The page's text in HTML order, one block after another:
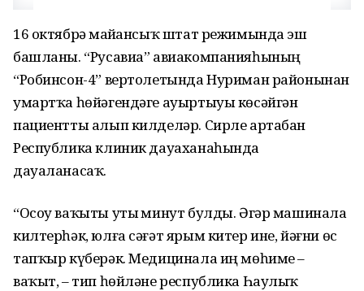
16 октябрҙә майҙансыҡ штат режимында эш
башланы. “Русавиа” авиакомпанияһының
“Робинсон-4” вертолетында Нуриман районынан
умартҡа һөйәгендәге ауыртыуы көсәйгән
пациентты алып килделәр. Сирле артабан
Республика клиник дауаханаһында
дауаланасаҡ.
“Осоу ваҡыты утыҙ минут булды. Әгәр машинала
килтерһәк, юлға сәғәт ярым китер ине, йәғни өс
тапҡыр күберәк. Медицинала иң мөһиме –
ваҡыт, – тип һөйләне республика Һаулыҡ